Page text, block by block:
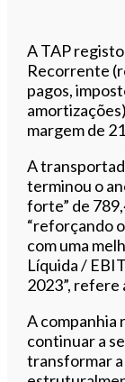
A TAP
Recorrente
pagos,
margem de
A
terminou o
forte” de
“reforçando
com uma
Líquida /
2023”, refere
A companhia
continuar a
transformar a